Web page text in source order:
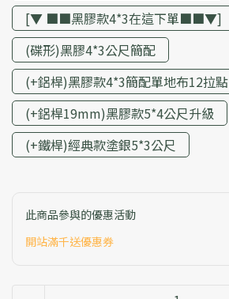
[▼ ■■黑膠款4*3在這下單■■▼]
(碟形)黑膠4*3公尺簡配
(+鋁桿)黑膠款4*3簡配單地布12拉點
(+鋁桿19mm)黑膠款5*4公尺升級
(+鐵桿)經典款塗銀5*3公尺
此商品參與的優惠活動
開站滿千送優惠券